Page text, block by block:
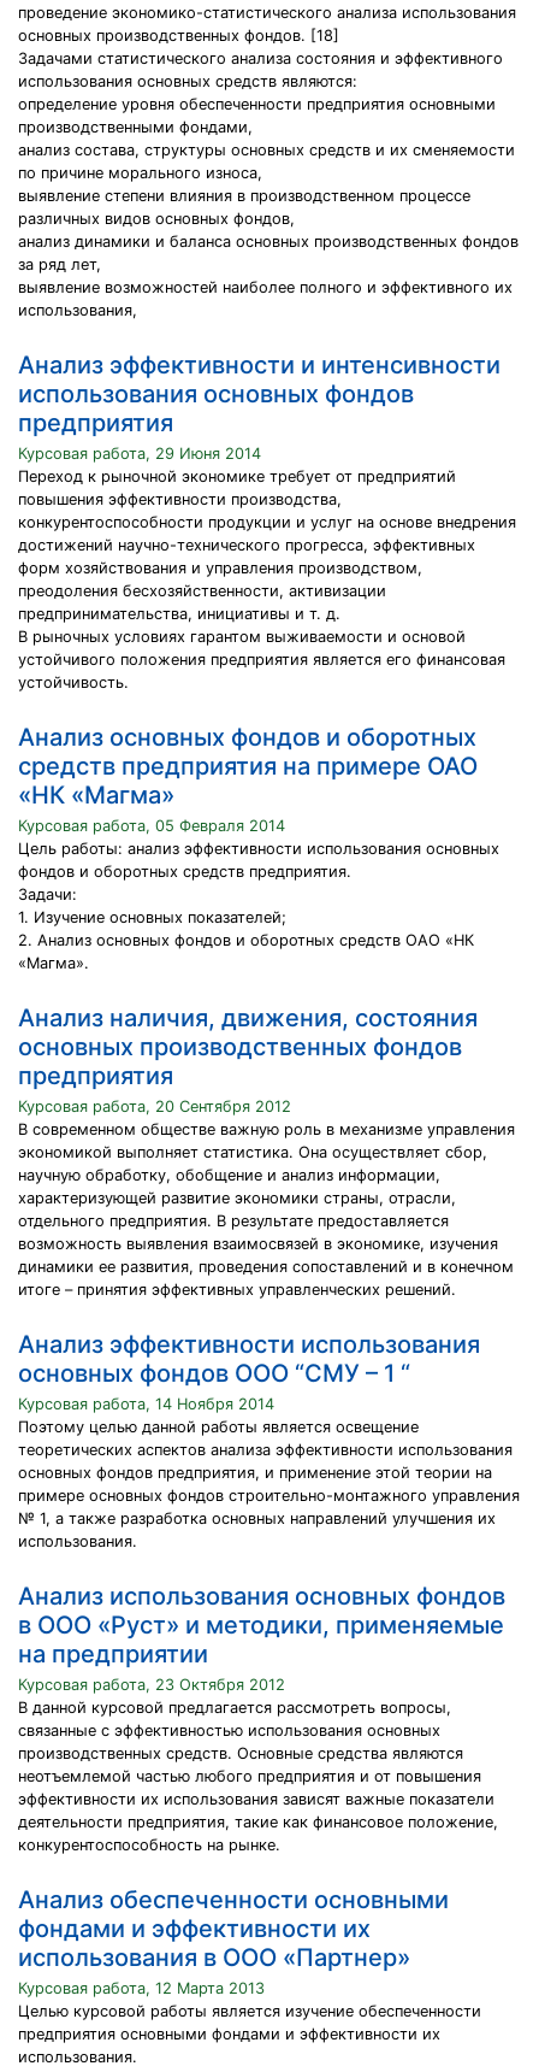
проведение экономико-статистического анализа использования
основных производственных фондов. [18]
Задачами статистического анализа состояния и эффективного
использования основных средств являются:
определение уровня обеспеченности предприятия основными
производственными фондами,
анализ состава, структуры основных средств и их сменяемости
по причине морального износа,
выявление степени влияния в производственном процессе
различных видов основных фондов,
анализ динамики и баланса основных производственных фондов
за ряд лет,
выявление возможностей наиболее полного и эффективного их
использования,
Анализ эффективности и интенсивности
использования основных фондов
предприятия
Курсовая работа, 29 Июня 2014
Переход к рыночной экономике требует от предприятий
повышения эффективности производства,
конкурентоспособности продукции и услуг на основе внедрения
достижений научно-технического прогресса, эффективных
форм хозяйствования и управления производством,
преодоления бесхозяйственности, активизации
предпринимательства, инициативы и т. д.
В рыночных условиях гарантом выживаемости и основой
устойчивого положения предприятия является его финансовая
устойчивость.
Анализ основных фондов и оборотных
средств предприятия на примере ОАО
«НК «Магма»
Курсовая работа, 05 Февраля 2014
Цель работы: анализ эффективности использования основных
фондов и оборотных средств предприятия.
Задачи:
1. Изучение основных показателей;
2. Анализ основных фондов и оборотных средств ОАО «НК
«Магма».
Анализ наличия, движения, состояния
основных производственных фондов
предприятия
Курсовая работа, 20 Сентября 2012
В современном обществе важную роль в механизме управления
экономикой выполняет статистика. Она осуществляет сбор,
научную обработку, обобщение и анализ информации,
характеризующей развитие экономики страны, отрасли,
отдельного предприятия. В результате предоставляется
возможность выявления взаимосвязей в экономике, изучения
динамики ее развития, проведения сопоставлений и в конечном
итоге – принятия эффективных управленческих решений.
Анализ эффективности использования
основных фондов ООО “СМУ – 1 “
Курсовая работа, 14 Ноября 2014
Поэтому целью данной работы является освещение
теоретических аспектов анализа эффективности использования
основных фондов предприятия, и применение этой теории на
примере основных фондов строительно-монтажного управления
№ 1, а также разработка основных направлений улучшения их
использования.
Анализ использования основных фондов
в ООО «Руст» и методики, применяемые
на предприятии
Курсовая работа, 23 Октября 2012
В данной курсовой предлагается рассмотреть вопросы,
связанные с эффективностью использования основных
производственных средств. Основные средства являются
неотъемлемой частью любого предприятия и от повышения
эффективности их использования зависят важные показатели
деятельности предприятия, такие как финансовое положение,
конкурентоспособность на рынке.
Анализ обеспеченности основными
фондами и эффективности их
использования в ООО «Партнер»
Курсовая работа, 12 Марта 2013
Целью курсовой работы является изучение обеспеченности
предприятия основными фондами и эффективности их
использования.